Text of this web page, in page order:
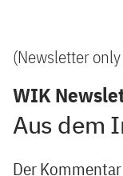
(Newsletter
WIK
Aus dem
Der Kommentar